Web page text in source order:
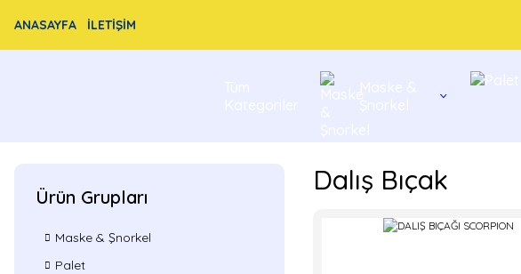
ANASAYFA İLETİŞİM
Ürün Grupları
Maske & Şnorkel
Palet
Dalış Bıçak